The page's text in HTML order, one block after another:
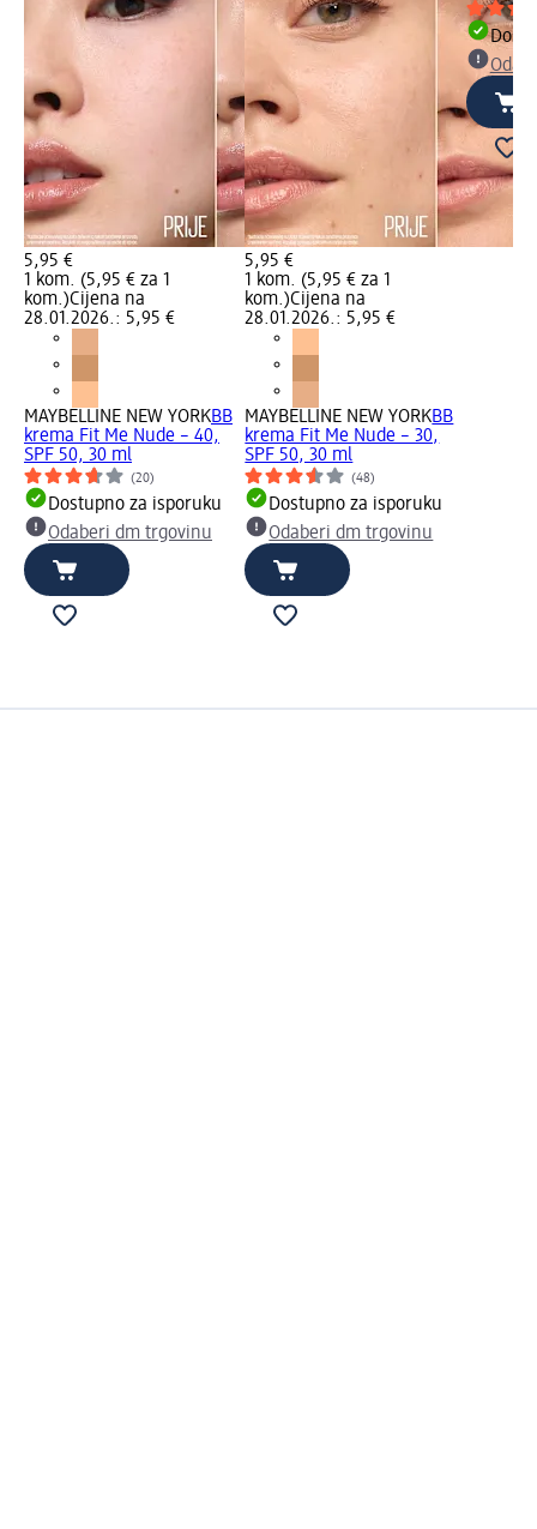
5,95 €
1 kom. (5,95 € za 1
kom.)Cijena na
28.01.2026.: 5,95 €
MAYBELLINE NEW YORKBB
krema Fit Me Nude – 40,
SPF 50, 30 ml
(20)
Dostupno za isporuku
Odaberi dm trgovinu
5,95 €
1 kom. (5,95 € za 1
kom.)Cijena na
28.01.2026.: 5,95 €
MAYBELLINE NEW YORKBB
krema Fit Me Nude – 30,
SPF 50, 30 ml
(48)
Dostupno za isporuku
Odaberi dm trgovinu